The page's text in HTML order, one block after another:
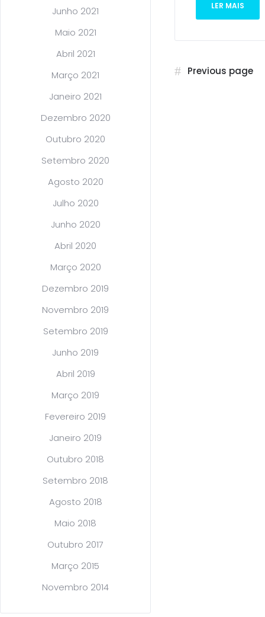
Junho 2021
Maio 2021
Abril 2021
Março 2021
Janeiro 2021
Dezembro 2020
Outubro 2020
Setembro 2020
Agosto 2020
Julho 2020
Junho 2020
Abril 2020
Março 2020
Dezembro 2019
Novembro 2019
Setembro 2019
Junho 2019
Abril 2019
Março 2019
Fevereiro 2019
Janeiro 2019
Outubro 2018
Setembro 2018
Agosto 2018
Maio 2018
Outubro 2017
Março 2015
Novembro 2014
LER MAIS
Previous page